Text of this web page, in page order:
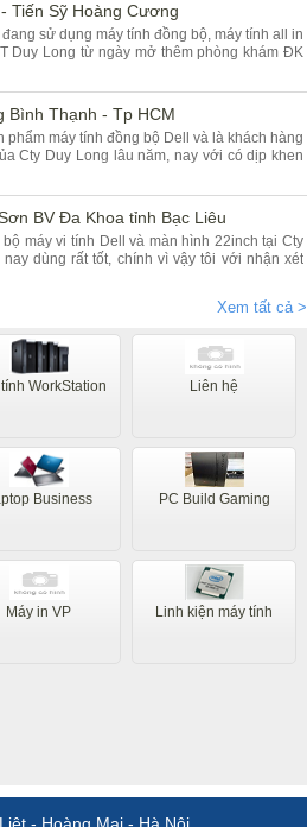
Tiến Sỹ Hoàng Cương
sử dụng máy tính đồng bộ, máy tính all in
Duy Long từ ngày mở thêm phòng khám ĐK
hợp lý, Tôi đánh giá cao máy tính của các
Bình Thạnh - Tp HCM
phẩm máy tính đồng bộ Dell và là khách hàng
Cty Duy Long lâu năm, nay với có dịp khen
bảo chất lượng, Cty tôi rất tin dùng máy
lại mua dùng máy tính Dell all in one
BV Đa Khoa tỉnh Bạc Liêu
máy vi tính Dell và màn hình 22inch tại Cty
nay dùng rất tốt, chính vì vậy tôi với nhận xét
Xem tất cả >
tính WorkStation Liên hệ
Business PC Build Gaming
Máy in VP Linh kiện máy tính